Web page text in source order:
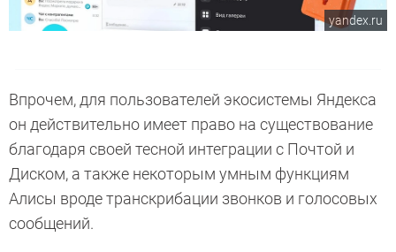
yandex.ru
Впрочем, для пользователей экосистемы Яндекса
он действительно имеет право на существование
благодаря своей тесной интеграции с Почтой и
Диском, а также некоторым умным функциям
Алисы вроде транскрибации звонков и голосовых
сообщений.